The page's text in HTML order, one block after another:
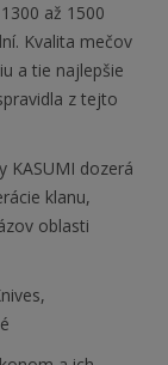
až 1500
Kvalita mečov
a tie najlepšie
z tejto
KASUMI dozerá
klanu,
oblasti